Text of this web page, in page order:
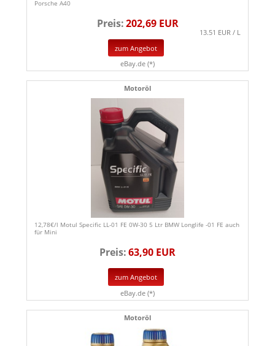
Porsche A40
Preis:202,69 EUR
13.51 EUR / L
zum Angebot
eBay.de (*)
Motoröl
12,78€/l Motul Specific LL-01 FE 0W-30 5 Ltr BMW Longlife -01 FE auch
für Mini
Preis:63,90 EUR
zum Angebot
eBay.de (*)
Motoröl